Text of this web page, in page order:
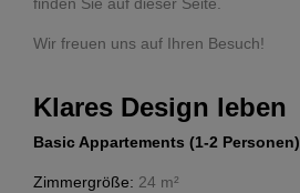
finden Sie auf dieser Seite.
Wir freuen uns auf Ihren Besuch!
Klares Design leben
Basic Appartements (1-2 Personen)
Zimmergröße: 24 m²